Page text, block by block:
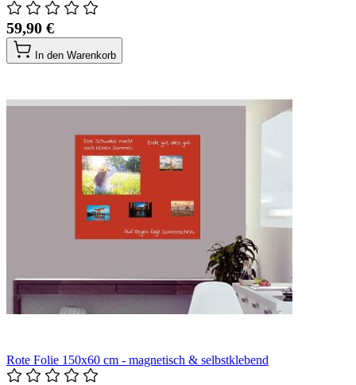
59,90 €
In den Warenkorb
Rote Folie 150x60 cm - magnetisch & selbstklebend